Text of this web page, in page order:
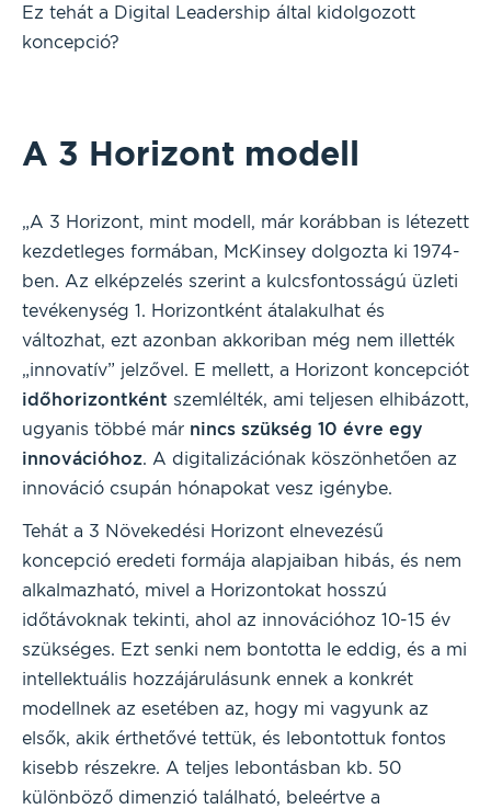
Ez tehát a Digital Leadership által kidolgozott
koncepció?
A 3 Horizont modell
„A 3 Horizont, mint modell, már korábban is létezett
kezdetleges formában, McKinsey dolgozta ki 1974-
ben. Az elképzelés szerint a kulcsfontosságú üzleti
tevékenység 1. Horizontként átalakulhat és
változhat, ezt azonban akkoriban még nem illették
„innovatív” jelzővel. E mellett, a Horizont koncepciót
időhorizontként szemlélték, ami teljesen elhibázott,
ugyanis többé már nincs szükség 10 évre egy
innovációhoz. A digitalizációnak köszönhetően az
innováció csupán hónapokat vesz igénybe.
Tehát a 3 Növekedési Horizont elnevezésű
koncepció eredeti formája alapjaiban hibás, és nem
alkalmazható, mivel a Horizontokat hosszú
időtávoknak tekinti, ahol az innovációhoz 10-15 év
szükséges. Ezt senki nem bontotta le eddig, és a mi
intellektuális hozzájárulásunk ennek a konkrét
modellnek az esetében az, hogy mi vagyunk az
elsők, akik érthetővé tettük, és lebontottuk fontos
kisebb részekre. A teljes lebontásban kb. 50
különböző dimenzió található, beleértve a